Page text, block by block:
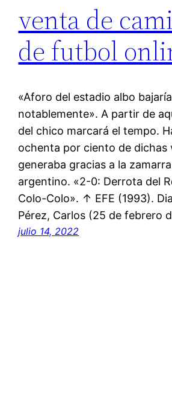
venta de
de futbol
«Aforo del estadio albo bajaría
notablemente». A partir de
del chico marcará el tempo.
ochenta por ciento de dichas
generaba gracias a la
argentino. «2-0: Derrota del
Colo-Colo». ↑ EFE (1993).
Pérez, Carlos (25 de febrero
julio 14, 2022